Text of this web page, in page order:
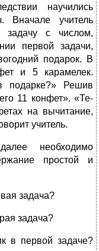
научились
Вначале учитель
задачу с числом,
первой задачи,
подарок. В
и 5 карамелек.
подар­ке?» Решив
11 конфет». «Те­
на вычитание,
учитель.
необходимо
простой и
задача?
задача?
в первой задаче?